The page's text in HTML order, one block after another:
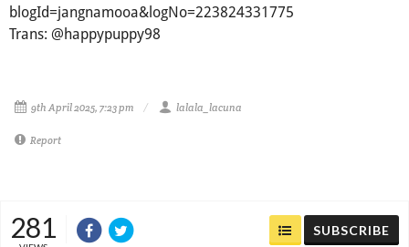
blogId=jangnamooa&logNo=223824331775
Trans: @happypuppy98
9th April 2025, 7:23 pm lalala_lacuna
Report
281 SUBSCRIBE